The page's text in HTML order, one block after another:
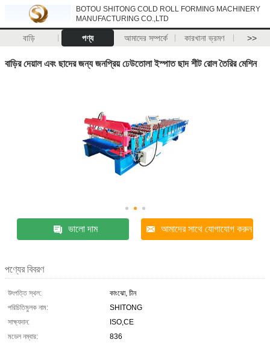
BOTOU SHITONG COLD ROLL FORMING MACHINERY
MANUFACTURING CO.,LTD
বাড়ি পণ্য আমাদের সম্পর্কে কারখানা ভ্রমণ >>
বাড়ির দেয়াল এবং ছাদের জন্য জনপ্রিয় ঢেউতোলা ইস্পাত ছাদ শীট রোল তৈরির মেশিন
ভালো দাম আমাদের সাথে যোগাযোগ করুন
পণ্যের বিবরণ
উৎপত্তি স্থল:
কাংঝো, চীন
পরিচিতিমুলক নাম:
SHITONG
সাক্ষ্যদান:
ISO,CE
মডেল নম্বার:
836